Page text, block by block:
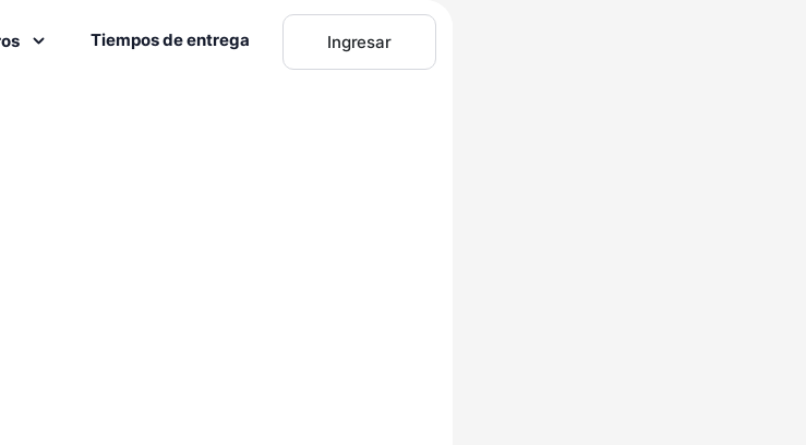
Tiempos de entrega Ingresar